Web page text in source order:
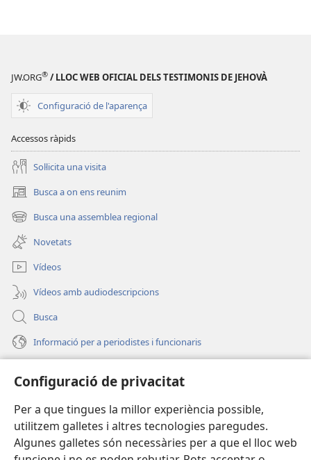
Configuració de privacitat
Per a que tingues la millor experiència possible,
utilitzem galletes i altres tecnologies paregudes.
Algunes galletes són necessàries per a que el lloc web
RegneDéu»
JW.ORG® / LLOC WEB OFICIAL DELS TESTIMONIS DE JEHOVÀ
Configuració de l'aparença
Accessos ràpids
Soŀlicita una visita
Busca a on ens reunim
(obri
en
una
finestra
nova)
Busca una assemblea regional
(obri
en
una
finestra
nova)
Novetats
Vídeos
Vídeos amb audiodescripcions
Busca
Informació per a periodistes i funcionaris
(obri
en
una
finestra
BIBLIOTECA EN LÍNIA Watchtower™
(obri